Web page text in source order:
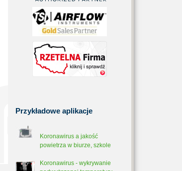
Przykładowe aplikacje
Koronawirus a jakość
powietrza w biurze, szkole
Koronawirus - wykrywanie